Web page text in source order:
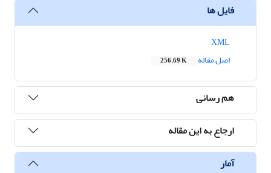
فایل ها
اصل مقاله
256.69 K
هم رسانی
ارجاع به این مقاله
آمار